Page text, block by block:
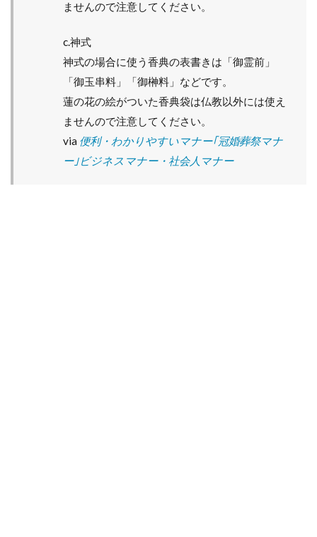
ませんので注意してください。
c.神式
神式の場合に使う香典の表書きは「御霊前」
「御玉串料」「御榊料」などです。
蓮の花の絵がついた香典袋は仏教以外には使え
ませんので注意してください。
via 便利・わかりやすいマナー｢冠婚葬祭マナ
ー｣ビジネスマナー・社会人マナー